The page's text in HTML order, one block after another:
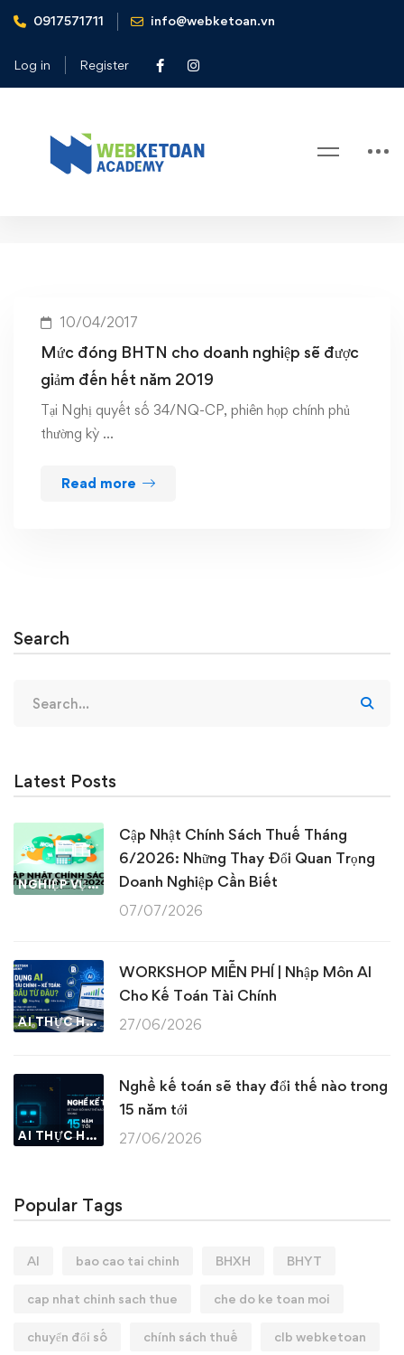
0917571711 info@webketoan.vn
Log in Register
Home
xuống còn 0.5%
dụng lao động giảm từ 1% xuống
10/04/2017
Mức đóng BHTN cho doanh nghiệp sẽ được
giảm đến hết năm 2019
Tại Nghị quyết số 34/NQ-CP, phiên họp chính phủ
thường kỳ …
Read more
Search
for:
Latest Posts
NGHIỆP VỤ KẾ TOÁN & THUẾ
Cập Nhật Chính Sách Thuế Tháng
6/2026: Những Thay Đổi Quan Trọng
Doanh Nghiệp Cần Biết
07/07/2026
AI THỰC HÀNH
WORKSHOP MIỄN PHÍ | Nhập Môn AI
Cho Kế Toán Tài Chính
27/06/2026
AI THỰC HÀNH
Nghề kế toán sẽ thay đổi thế nào trong
15 năm tới
27/06/2026
Popular Tags
AI bao cao tai chinh BHXH BHYT
cap nhat chinh sach thue che do ke toan moi
chuyển đổi số chính sách thuế clb webketoan